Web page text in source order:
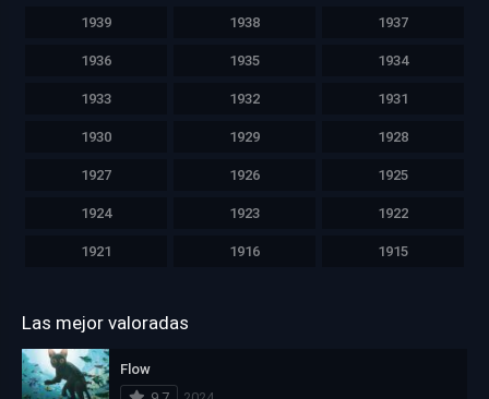
1939 1938 1937
1936 1935 1934
1933 1932 1931
1930 1929 1928
1927 1926 1925
1924 1923 1922
1921 1916 1915
Las mejor valoradas
Flow